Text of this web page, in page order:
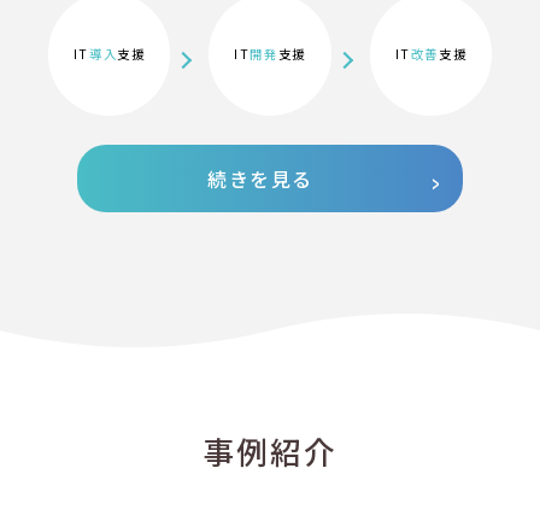
IT導入 支援 IT開発 支援 IT改善 支援
続きを見る
事例紹介